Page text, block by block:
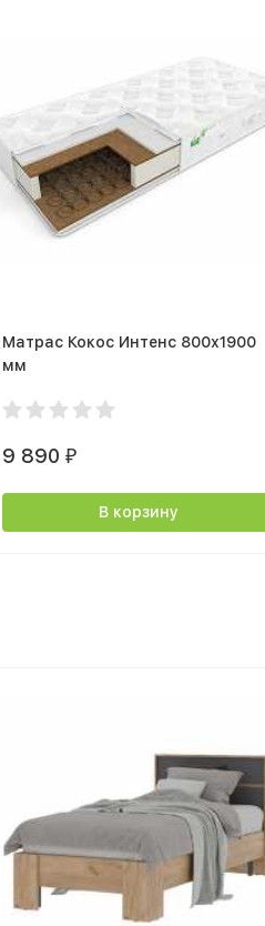
Матрас Кокос Интенс 800х1900
мм
9 890₽
В корзину